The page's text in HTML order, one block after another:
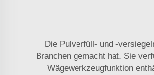
Die Pulverfüll- und -
Branchen gemacht hat. Sie
Wägewerkzeugfunktion